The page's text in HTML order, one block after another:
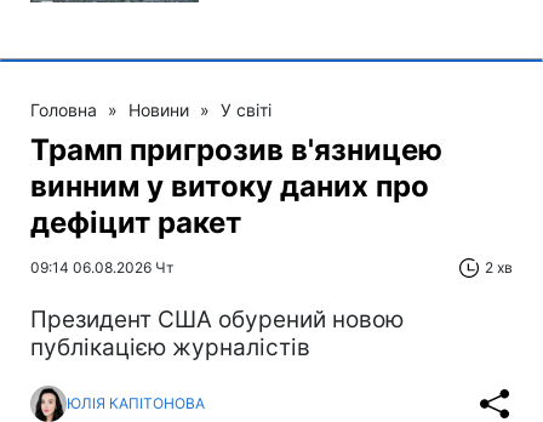
Головна » Новини » У світі
Трамп пригрозив в'язницею
винним у витоку даних про
дефіцит ракет
09:14 06.08.2026 Чт 2 хв
Президент США обурений новою
публікацією журналістів
ЮЛІЯ КАПІТОНОВА